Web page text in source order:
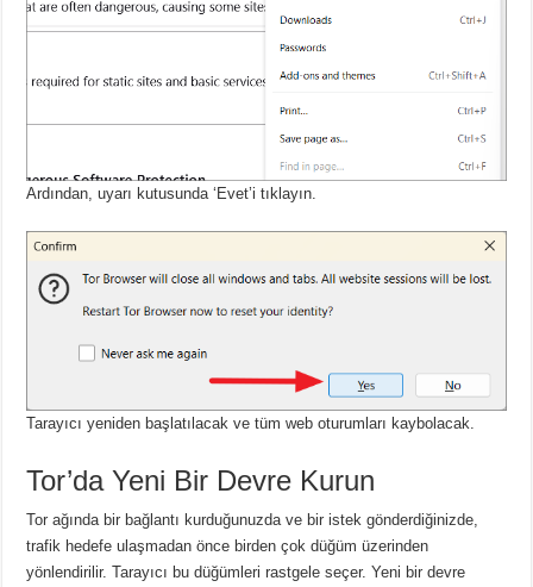
Ardından, uyarı kutusunda ‘Evet’i tıklayın.
Tarayıcı yeniden başlatılacak ve tüm web oturumları kaybolacak.
Tor’da Yeni Bir Devre Kurun
Tor ağında bir bağlantı kurduğunuzda ve bir istek gönderdiğinizde,
trafik hedefe ulaşmadan önce birden çok düğüm üzerinden
yönlendirilir.Tarayıcı bu düğümleri rastgele seçer.Yeni bir devre